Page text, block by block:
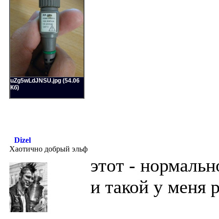
uZg5wLdJNSU.jpg (54.06
Кб)
Dizel
Хаотично добрый эльф
этот -
и такой у меня